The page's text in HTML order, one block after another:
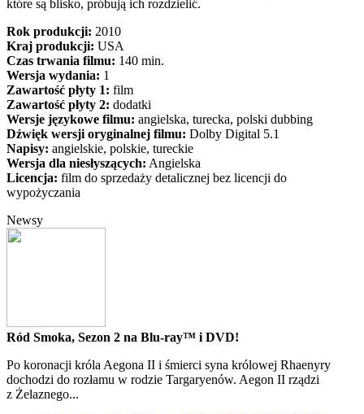
które są blisko, próbują ich rozdzielić.
Rok produkcji: 2010
Kraj produkcji: USA
Czas trwania filmu: 140 min.
Wersja wydania: 1
Zawartość płyty 1: film
Zawartość płyty 2: dodatki
Wersje językowe filmu: angielska, turecka, polski dubbing
Dźwięk wersji oryginalnej filmu: Dolby Digital 5.1
Napisy: angielskie, polskie, tureckie
Wersja dla niesłyszących: Angielska
Licencja: film do sprzedaży detalicznej bez licencji do
wypożyczania
Newsy
Ród Smoka, Sezon 2 na Blu-ray™ i DVD!
Po koronacji króla Aegona II i śmierci syna królowej Rhaenyry
dochodzi do rozłamu w rodzie Targaryenów. Aegon II rządzi
z Żelaznego...